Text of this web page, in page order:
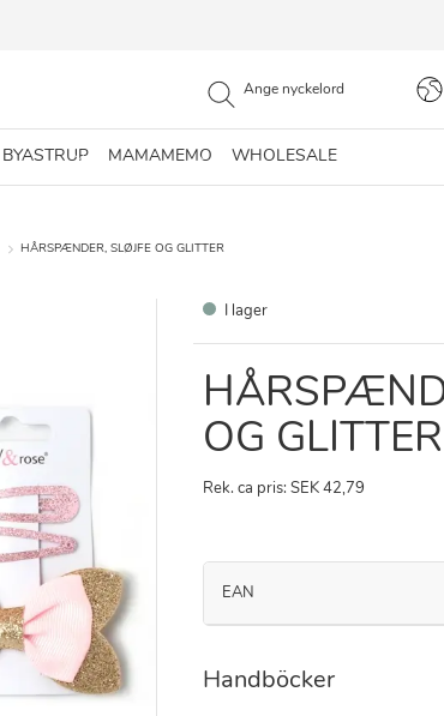
BYASTRUP MAMAMEMO WHOLESALE
HÅRSPÆNDER, SLØJFE OG GLITTER
I lager
OG GLITTER
Rek. ca pris: SEK 42,79
EAN
Handböcker